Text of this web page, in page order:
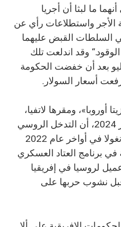
ما لبثا أن أجريا
الأجر واستطلاعات رأي عن
السلطات القبض عليهما
وقد اندلعت تلك
بعد أن خفضت الحكومة
أسعار السولار.
أوروبا»، ومقرها لاتفيا،
في تشرين الثاني/نوفمبر 2024، أن التدخل الروسي
إنما يحدث بعد أن دعت أنغولا في أواخر عام 2022
في برنامج العتاد العسكري
عميل لروسيا في إفريقيا
نشوب حربها على